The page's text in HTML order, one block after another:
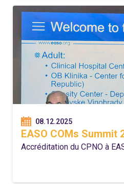
08.12.2025
EASO COMs Summit
Accréditation du CPNO à